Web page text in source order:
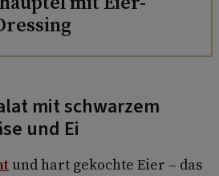
mit schwarzem
und Ei
und hart gekochte Eier – das